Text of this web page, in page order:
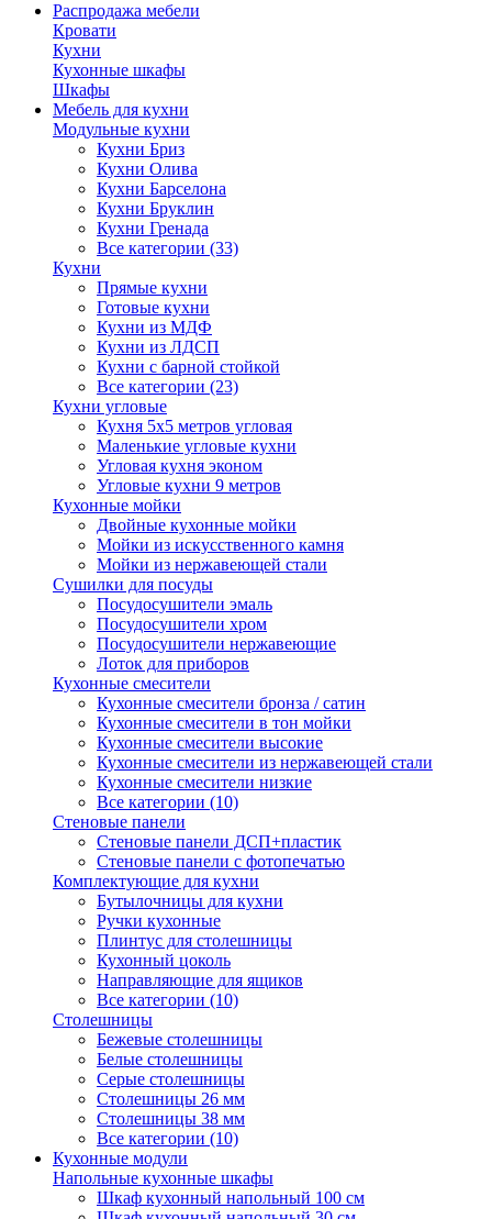
Распродажа мебели
Кровати
Кухни
Кухонные шкафы
Шкафы
Мебель для кухни
Модульные кухни
Кухни Бриз
Кухни Олива
Кухни Барселона
Кухни Бруклин
Кухни Гренада
Все категории (33)
Кухни
Прямые кухни
Готовые кухни
Кухни из МДФ
Кухни из ЛДСП
Кухни с барной стойкой
Все категории (23)
Кухни угловые
Кухня 5х5 метров угловая
Маленькие угловые кухни
Угловая кухня эконом
Угловые кухни 9 метров
Кухонные мойки
Двойные кухонные мойки
Мойки из искусственного камня
Мойки из нержавеющей стали
Сушилки для посуды
Посудосушители эмаль
Посудосушители хром
Посудосушители нержавеющие
Лоток для приборов
Кухонные смесители
Кухонные смесители бронза / сатин
Кухонные смесители в тон мойки
Кухонные смесители высокие
Кухонные смесители из нержавеющей стали
Кухонные смесители низкие
Все категории (10)
Стеновые панели
Стеновые панели ДСП+пластик
Стеновые панели с фотопечатью
Комплектующие для кухни
Бутылочницы для кухни
Ручки кухонные
Плинтус для столешницы
Кухонный цоколь
Направляющие для ящиков
Все категории (10)
Столешницы
Бежевые столешницы
Белые столешницы
Серые столешницы
Столешницы 26 мм
Столешницы 38 мм
Все категории (10)
Кухонные модули
Напольные кухонные шкафы
Шкаф кухонный напольный 100 см